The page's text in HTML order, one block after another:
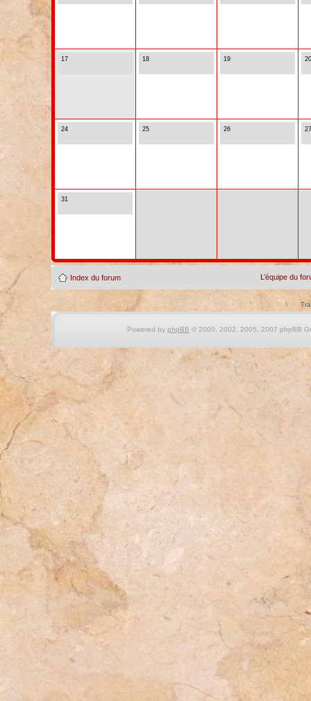
17 18 19 20
24 25 26 27
31
Index du forum L’équipe du
Powered by phpBB © 2000, 2002, 2005, 2007 phpBB